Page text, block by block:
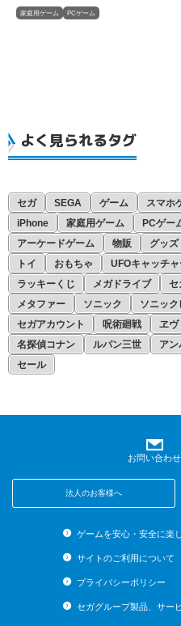
家庭用ゲーム PCゲーム
よく見られるタグ
セガ SEGA ゲーム スマホ
iPhone
家庭用ゲーム PCゲー
アーケードゲーム
物販 グッズ
トイ
おもちゃ UFOキャッチ
ラッキーくじ
メガドライブ セ
メタファー
ソニック ソニッ
セガアカウント
呪術廻戦
ヱヴ
名探偵コナン
ルパン三世 ア
セール
お問い合わせ
法人のお客様へ
ゲームを安心・安全に楽
サイトのご利用について
プライバシーポリシー
セガグループ製品、サー